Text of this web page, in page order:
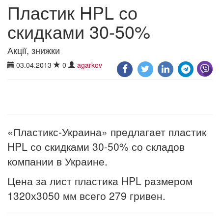
Пластик HPL со
скидками 30-50%
Акції, знижки
03.04.2013 0 agarkov
«Пластикс-Украина» предлагает пластик
HPL со скидками 30-50% со складов
компании в Украине.
Цена за лист пластика HPL размером
1320х3050 мм всего 279 гривен.